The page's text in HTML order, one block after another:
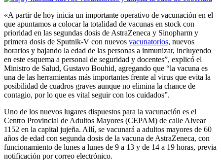
«A partir de hoy inicia un importante operativo de vacunación en el
que apuntamos a colocar la totalidad de vacunas en stock con
prioridad en las segundas dosis de AstraZeneca y Sinopharm y
primera dosis de Sputnik-V con nuevos vacunatorios, nuevos
horarios y bajando la edad de las personas a inmunizar, incluyendo
en este esquema a personal de seguridad y docentes”, explicó el
Ministro de Salud, Gustavo Bouhid, agregando que “la vacuna es
una de las herramientas más importantes frente al virus que evita la
posibilidad de cuadros graves aunque no elimina la chance de
contagio, por lo que es vital seguir con los cuidados”.
Uno de los nuevos lugares dispuestos para la vacunación es el
Centro Provincial de Adultos Mayores (CEPAM) de calle Alvear
1152 en la capital jujeña. Allí, se vacunará a adultos mayores de 60
años de edad con segunda dosis de la vacuna de AstraZeneca, con
funcionamiento de lunes a lunes de 9 a 13 y de 14 a 19 horas, previa
notificación por correo electrónico.